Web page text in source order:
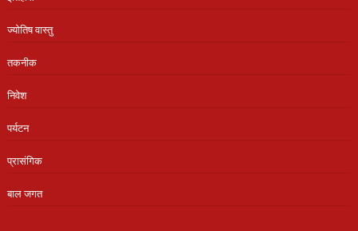
ज्योतिष वास्तु
तकनीक
निवेश
पर्यटन
प्रासंगिक
बाल जगत